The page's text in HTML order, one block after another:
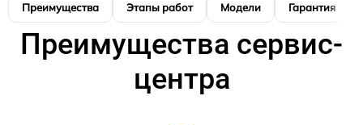
Преимущества Этапы работ Модели Гарантия
Преимущества сервис-
центра